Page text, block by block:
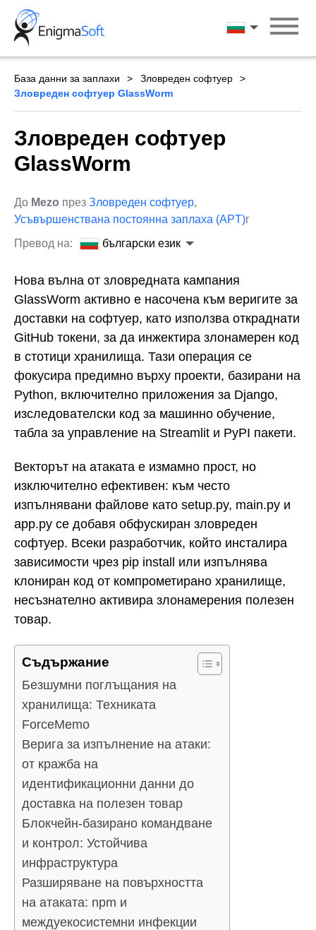
Skip
content
български
База данни за заплахи
Зловреден софтуер
Зловреден софтуер GlassWorm
Зловреден софтуер
GlassWorm
До Mezo през Зловреден софтуер,
Усъвършенствана постоянна заплаха (APT)г
Превод на:
български език
Нова вълна от зловредната кампания
GlassWorm активно е насочена към веригите за
доставки на софтуер, като използва откраднати
GitHub токени, за да инжектира злонамерен код
в стотици хранилища. Тази операция се
фокусира предимно върху проекти, базирани на
Python, включително приложения за Django,
изследователски код за машинно обучение,
табла за управление на Streamlit и PyPI пакети.
Векторът на атаката е измамно прост, но
изключително ефективен: към често
изпълнявани файлове като setup.py, main.py и
app.py се добавя обфускиран зловреден
софтуер. Всеки разработчик, който инсталира
зависимости чрез pip install или изпълнява
клониран код от компрометирано хранилище,
несъзнателно активира злонамерения полезен
товар.
Съдържание
Безшумни поглъщания на
хранилища: Техниката
ForceMemo
Верига за изпълнение на атаки:
от кражба на
идентификационни данни до
доставка на полезен товар
Блокчейн-базирано командване
и контрол: Устойчива
инфраструктура
Разширяване на повърхността
на атаката: npm и
междуекосистемни инфекции